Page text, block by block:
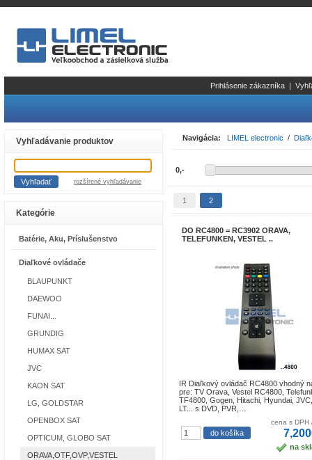
Prihlásenie zákazníka |
Vyhľadávanie produktov
rozšírené vyhľadávanie
Kategórie
Batérie, Aku, Príslušenstvo
Diaľkové ovládače
BLAUPUNKT
DAEWOO
FUNAI...
GRUNDIG
HUMAX SAT
JVC
KAON SAT
LG, GOLDSTAR
OPENBOX SAT
OPTICUM, GLOBO SAT
ORAVA,OTF,OVP,VESTEL
Navigácia: LIMEL electronic /
1 2
DO RC4800 = RC3902 ORAVA,
TELEFUNKEN, VESTEL ..
IR Diaľkový ovládač RC4800 vhodný
pre: TV Orava, Vestel RC4800,
TF4800, Gogen, Hitachi, Hyundai,
LT... s DVD, PVR,…
cena s DPH
na